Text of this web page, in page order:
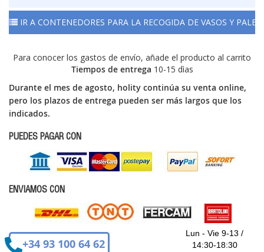
IR A CONTENEDORES PARA LA RECOGIDA DE VASOS Y
Para conocer los gastos de envío, añade el producto al carrito
Tiempos de entrega 10-15 dìas
Durante el mes de agosto, holity continúa su venta online,
pero los plazos de entrega pueden ser más largos que los
indicados.
PUEDES PAGAR CON
ENVIAMOS CON
+34 93 100 64 62
Lun - Vie 9-13 /
14:30-18:30